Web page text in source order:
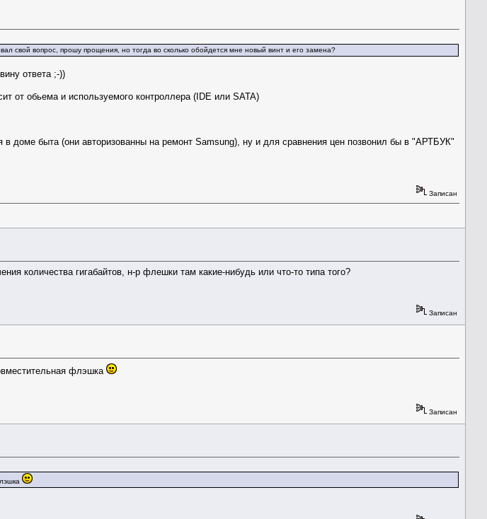
свой вопрос, прошу прощения, но тогда во сколько обойдется мне новый винт и его замена?
ответа ;-))
от обьема и используемого контроллера (IDE или SATA)
доме быта (они авторизованны на ремонт Samsung), ну и для сравнения цен позвонил бы в "АРТБУК"
Записан
количества гигабайтов, н-р флешки там какие-нибудь или что-то типа того?
Записан
флэшка
Записан